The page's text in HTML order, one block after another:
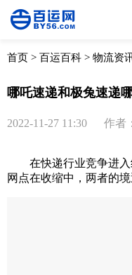
首页 > 百运百科 > 物流资
哪吒速递和极兔速递
2022-11-27 11:30 作者
在快递行业竞争进入红
网点在收缩中，两者的